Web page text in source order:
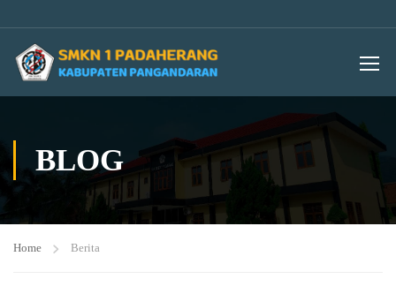
BLOG
Home Berita